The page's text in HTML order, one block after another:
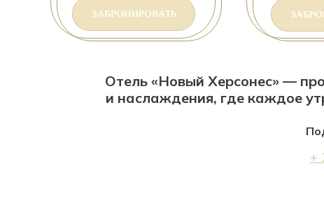
Отель «Новый Херсонес» —
и наслаждения, где каждое
+
ЗАБРОНИРОВАТЬ